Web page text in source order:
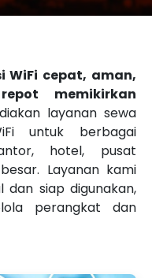
WiFi cepat, aman,
memikirkan
layanan sewa
untuk berbagai
hotel, pusat
Layanan kami
dan siap digunakan,
perangkat dan